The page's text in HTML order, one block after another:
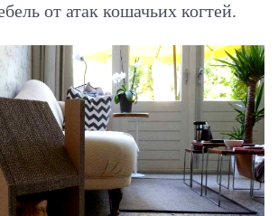
от атак кошачьих когтей.